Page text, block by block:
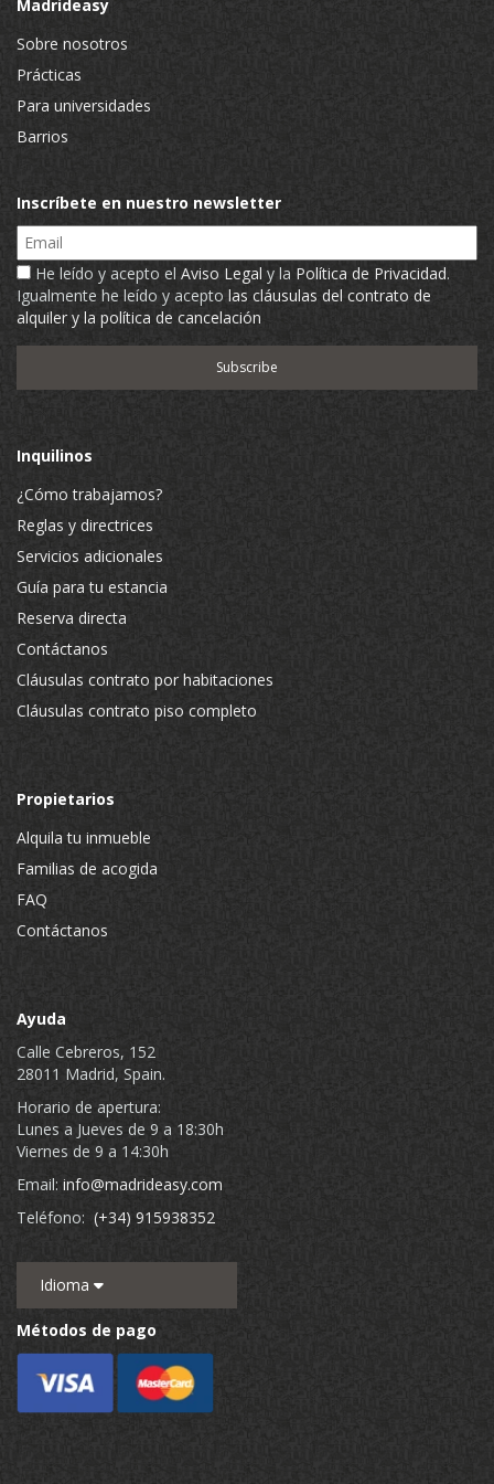
Madrideasy
Sobre nosotros
Prácticas
Para universidades
Barrios
Inscríbete en nuestro newsletter
Email
He leído y acepto el Aviso Legal y la Política de Privacidad.
Igualmente he leído y acepto las cláusulas del contrato de
alquiler y la política de cancelación
Inquilinos
¿Cómo trabajamos?
Reglas y directrices
Servicios adicionales
Guía para tu estancia
Reserva directa
Contáctanos
Cláusulas contrato por habitaciones
Cláusulas contrato piso completo
Propietarios
Alquila tu inmueble
Familias de acogida
FAQ
Contáctanos
Ayuda
Calle Cebreros, 152
28011 Madrid, Spain.
Horario de apertura:
Lunes a Jueves de 9 a 18:30h
Viernes de 9 a 14:30h
Email: info@madrideasy.com
Teléfono: (+34) 915938352
Idioma
Métodos de pago